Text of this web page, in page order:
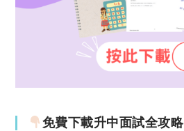
免費下載升中面試全攻略